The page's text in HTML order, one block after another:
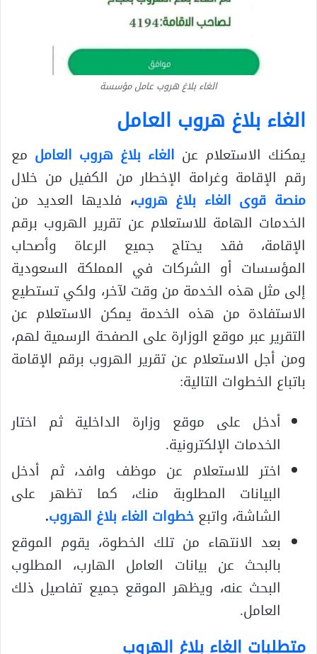
الغاء بلاغ هروب عامل مؤسسة
الغاء بلاغ هروب العامل
يمكنك الاستعلام عن الغاء بلاغ هروب العامل مع
رقم الإقامة وغرامة الإخطار من الكفيل من خلال
منصة قوى الغاء بلاغ هروب، فلديها العديد من
الخدمات الهامة للاستعلام عن تقرير الهروب برقم
الإقامة، فقد يحتاج جميع الرعاة وأصحاب
المؤسسات أو الشركات في المملكة السعودية
إلى مثل هذه الخدمة من وقت لآخر، ولكي تستطيع
الاستفادة من هذه الخدمة يمكن الاستعلام عن
التقرير عبر موقع الوزارة على الصفحة الرسمية لهم،
ومن أجل الاستعلام عن تقرير الهروب برقم الإقامة
باتباع الخطوات التالية:
أدخل على موقع وزارة الداخلية ثم اختار
الخدمات الإلكترونية.
اختر للاستعلام عن موظف وافد، ثم أدخل
البيانات المطلوبة منك، كما تظهر على
الشاشة، واتبعخطوات الغاء بلاغ الهروب.
بعد الانتهاء من تلك الخطوة، يقوم الموقع
بالبحث عن بيانات العامل الهارب، المطلوب
البحث عنه، ويظهر الموقع جميع تفاصيل ذلك
العامل.
متطلبات الغاء بلاغ الهروب